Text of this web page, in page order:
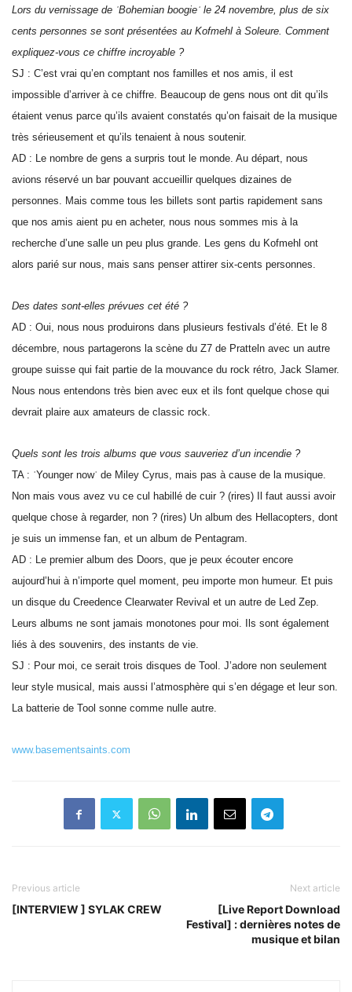
Lors du vernissage de ʿBohemian boogieʾ le 24 novembre, plus de six
cents personnes se sont présentées au Kofmehl à Soleure. Comment
expliquez-vous ce chiffre incroyable ?
SJ : C’est vrai qu’en comptant nos familles et nos amis, il est
impossible d’arriver à ce chiffre. Beaucoup de gens nous ont dit qu’ils
étaient venus parce qu’ils avaient constatés qu’on faisait de la musique
très sérieusement et qu’ils tenaient à nous soutenir.
AD : Le nombre de gens a surpris tout le monde. Au départ, nous
avions réservé un bar pouvant accueillir quelques dizaines de
personnes. Mais comme tous les billets sont partis rapidement sans
que nos amis aient pu en acheter, nous nous sommes mis à la
recherche d’une salle un peu plus grande. Les gens du Kofmehl ont
alors parié sur nous, mais sans penser attirer six-cents personnes.
Des dates sont-elles prévues cet été ?
AD : Oui, nous nous produirons dans plusieurs festivals d’été. Et le 8
décembre, nous partagerons la scène du Z7 de Pratteln avec un autre
groupe suisse qui fait partie de la mouvance du rock rétro, Jack Slamer.
Nous nous entendons très bien avec eux et ils font quelque chose qui
devrait plaire aux amateurs de classic rock.
Quels sont les trois albums que vous sauveriez d’un incendie ?
TA : ʿYounger nowʾ de Miley Cyrus, mais pas à cause de la musique.
Non mais vous avez vu ce cul habillé de cuir ? (rires) Il faut aussi avoir
quelque chose à regarder, non ? (rires) Un album des Hellacopters, dont
je suis un immense fan, et un album de Pentagram.
AD : Le premier album des Doors, que je peux écouter encore
aujourd’hui à n’importe quel moment, peu importe mon humeur. Et puis
un disque du Creedence Clearwater Revival et un autre de Led Zep.
Leurs albums ne sont jamais monotones pour moi. Ils sont également
liés à des souvenirs, des instants de vie.
SJ : Pour moi, ce serait trois disques de Tool. J’adore non seulement
leur style musical, mais aussi l’atmosphère qui s’en dégage et leur son.
La batterie de Tool sonne comme nulle autre.
www.basementsaints.com
Previous article
[INTERVIEW ] SYLAK CREW
Next article
[Live Report Download
Festival] : dernières notes de
musique et bilan